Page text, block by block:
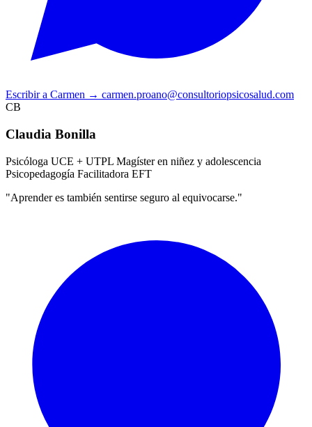
Escribir a Carmen → carmen.proano@consultoriopsicosalud.com
CB
Claudia Bonilla
Psicóloga UCE + UTPL Magíster en niñez y adolescencia
Psicopedagogía Facilitadora EFT
"Aprender es también sentirse seguro al equivocarse."